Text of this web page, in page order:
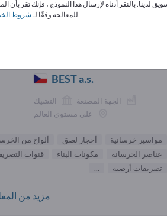
الموردون
BEST a.s.
الجهة المصنعة
التشيك
على مستوى العالم
مواسير خرسانية أحجار لصق ألواح من
عناصر الخرسانة
مكونات البناء قنوات
تصريفات أرضية
...
مزيد من
قدمتها سيتم نقلها إلى Brevo للمعالجة وفقًا لـشروط .